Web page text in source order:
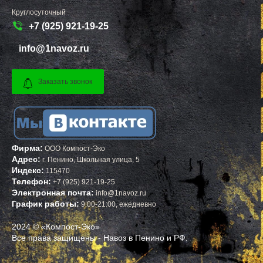
РОДНИКИ
РОЖДЕСТВЕНО
РОШАЛЬ
РУБЛЕВО
РУЗА
РЯЗАНОВСКИЙ
СВЕРДЛОВСКИЙ
СЕВЕРНЫЙ
СЕЛО ЯМ
СЕЛЯТИНО
СЕРГИЕВ ПОСАД
СЕРЕБРЯНЫЕ ПРУДЫ
СЕРПУХОВ
СКОРОПУСКОВСКИЙ
СНЕГИРИ
СОЛНЕЧНОГОРСК
СОЛНЦЕВО
СОФРИНО
СОФЬИНО
СТАРАЯ КУПАВНА
СТАРБЕЕВО
СТАРЫЙ ГОРОДОК
СТОЛБОВАЯ
СТУПИНО
СХОДНЯ
СЫЧЕВО
ТАЛДОМ
ТЕКСТИЛЬЩИК
ЧЕРНЯХОВСК
ЛЕРМОНТОВ
ТОРЖОК
ШУМЕРЛЯ
ЛЕНИНСК
ШУЯ
ТУЛУН
ЧЕРЕМХОВО
ПРОХЛАДНЫЙ
МЕЖДУРЕЧЕНСК
КИРОВО ЧЕПЕЦК
БЕЛАЯ КАЛИТВА
КАСИМОВ
МОЖГА
КЫШТЫМ
СТРУНИНО
МАЙСКИЙ
АРСЕНЬЕВ
ПОЛЕВСКОЙ
КИМОВСК
ДАГЕСТАНСКИЕ ОГНИ
ЗАВОЛЖЬЕ
ЖИГУЛЕВСК
НЕФТЕГОРСК
КРАСНОУФИМСК
ТУТАЕВ
БЕЛЕБЕЙ
ПРИМОРСК
Круглосуточный
+7 (925) 921-19-25
info@1navoz.ru
Заказать звонок
Фирма: ООО Компост-Эко
Адрес:г. Пенино,Школьная улица, 5
Индекс: 115470
Телефон: +7 (925) 921-19-25
Электронная почта: info@1navoz.ru
График работы:9:00-21:00, ежедневно
2024 © «Компост-Эко»
Все права защищены - Навоз в Пенино и РФ.